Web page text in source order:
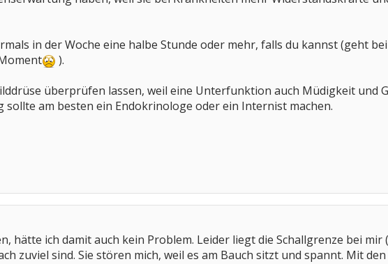
in der Woche eine halbe Stunde oder mehr, falls du kannst (geht
).
überprüfen lassen, weil eine Unterfunktion auch Müdigkeit und
am besten ein Endokrinologe oder ein Internist machen.
hätte ich damit auch kein Problem. Leider liegt die Schallgrenze bei mir
zuviel sind. Sie stören mich, weil es am Bauch sitzt und spannt. Mit